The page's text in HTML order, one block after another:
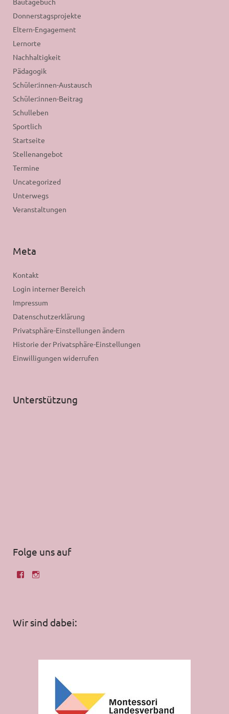
Donnerstagsprojekte
Eltern-Engagement
Lernorte
Nachhaltigkeit
Pädagogik
Schüler:innen-Austausch
Schüler:innen-Beitrag
Schulleben
Sportlich
Startseite
Stellenangebot
Termine
Uncategorized
Unterwegs
Veranstaltungen
Meta
Kontakt
Login interner Bereich
Impressum
Datenschutzerklärung
Privatsphäre-Einstellungen ändern
Historie der Privatsphäre-Einstellungen
Einwilligungen widerrufen
Unterstützung
Folge uns auf
Wir sind dabei: